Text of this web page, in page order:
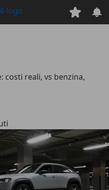
reali, vs benzina,